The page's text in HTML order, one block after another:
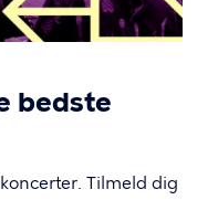
bedste
Tilmeld dig